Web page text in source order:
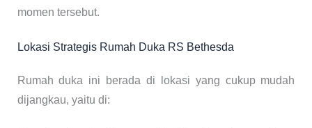
momen tersebut.
Lokasi Strategis Rumah Duka RS Bethesda
Rumah duka ini berada di lokasi yang cukup mudah
dijangkau, yaitu di: